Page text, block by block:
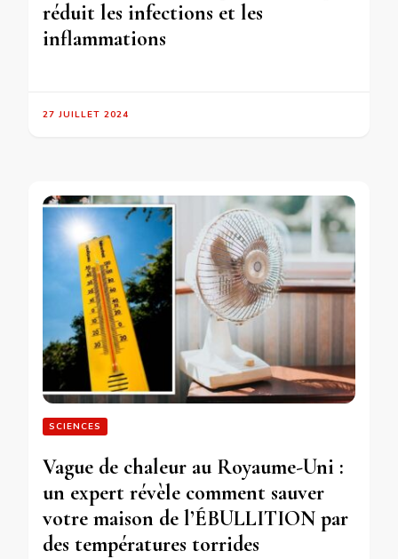
réduit les infections et les
inflammations
27 JUILLET 2024
SCIENCES
Vague de chaleur au Royaume-Uni :
un expert révèle comment sauver
votre maison de l’ÉBULLITION par
des températures torrides